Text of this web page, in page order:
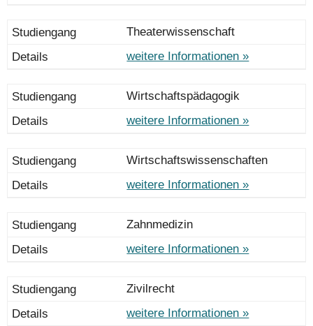
Theaterwissenschaft
weitere Informationen »
Wirtschaftspädagogik
weitere Informationen »
Wirtschaftswissenschaften
weitere Informationen »
Zahnmedizin
weitere Informationen »
Zivilrecht
weitere Informationen »